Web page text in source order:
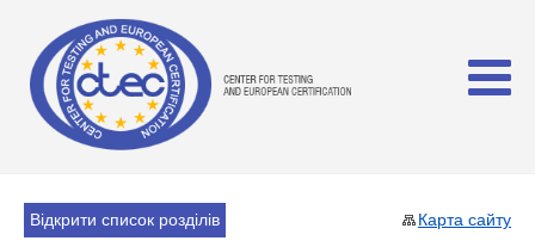
Карта сайту
Відкрити список розділів